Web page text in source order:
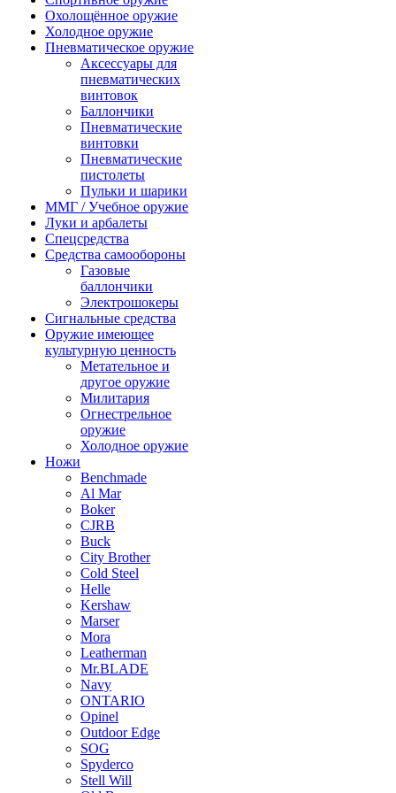
Охолощённое оружие
Холодное оружие
Пневматическое оружие
Аксессуары для
пневматических
винтовок
Баллончики
Пневматические
винтовки
Пневматические
пистолеты
Пульки и шарики
ММГ / Учебное оружие
Луки и арбалеты
Спецсредства
Средства самообороны
Газовые
баллончики
Электрошокеры
Сигнальные средства
Оружие имеющее
культурную ценность
Метательное и
другое оружие
Милитария
Огнестрельное
оружие
Холодное оружие
Ножи
Benchmade
Al Mar
Boker
CJRB
Buck
City Brother
Cold Steel
Helle
Kershaw
Marser
Mora
Leatherman
Mr.BLADE
Navy
ONTARIO
Opinel
Outdoor Edge
SOG
Spyderco
Stell Will